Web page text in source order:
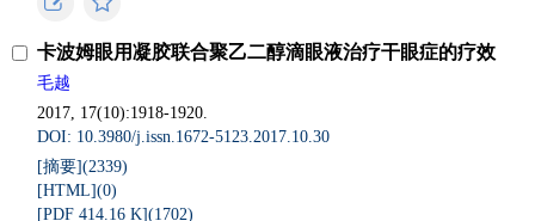
卡波姆眼用凝胶联合聚乙二醇滴眼液治疗干眼症的疗效
毛越
2017, 17(10):1918-1920.
DOI: 10.3980/j.issn.1672-5123.2017.10.30
[摘要](2339)
[HTML](0)
[PDF 414.16 K](1702)